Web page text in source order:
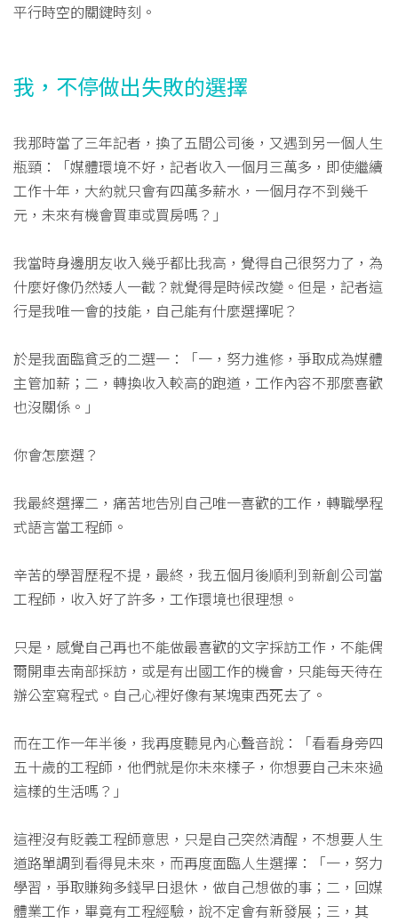
平行時空的關鍵時刻。
我，不停做出失敗的選擇
我那時當了三年記者，換了五間公司後，又遇到另一個人生
瓶頸：「媒體環境不好，記者收入一個月三萬多，即使繼續
工作十年，大約就只會有四萬多薪水，一個月存不到幾千
元，未來有機會買車或買房嗎？」
我當時身邊朋友收入幾乎都比我高，覺得自己很努力了，為
什麼好像仍然矮人一截？就覺得是時候改變。但是，記者這
行是我唯一會的技能，自己能有什麼選擇呢？
於是我面臨貧乏的二選一：「一，努力進修，爭取成為媒體
主管加薪；二，轉換收入較高的跑道，工作內容不那麼喜歡
也沒關係。」
你會怎麼選？
我最終選擇二，痛苦地告別自己唯一喜歡的工作，轉職學程
式語言當工程師。
辛苦的學習歷程不提，最終，我五個月後順利到新創公司當
工程師，收入好了許多，工作環境也很理想。
只是，感覺自己再也不能做最喜歡的文字採訪工作，不能偶
爾開車去南部採訪，或是有出國工作的機會，只能每天待在
辦公室寫程式。自己心裡好像有某塊東西死去了。
而在工作一年半後，我再度聽見內心聲音說：「看看身旁四
五十歲的工程師，他們就是你未來樣子，你想要自己未來過
這樣的生活嗎？」
這裡沒有貶義工程師意思，只是自己突然清醒，不想要人生
道路單調到看得見未來，而再度面臨人生選擇：「一，努力
學習，爭取賺夠多錢早日退休，做自己想做的事；二，回媒
體業工作，畢竟有工程經驗，說不定會有新發展；三，其